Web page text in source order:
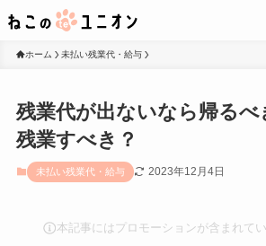
ホーム 未払い残業代・給与
残業代が出ないなら帰るべ
残業すべき？
未払い残業代・給与 2023年12月4日
本記事にはプロモーションが含まれて